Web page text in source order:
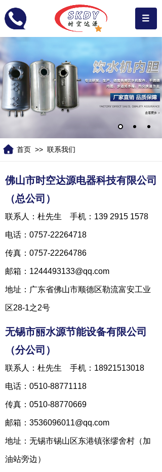
首页 >> 联系我们
佛山市时空达源电器科技有限公司
（总公司）
联系人：杜先生 手机：139 2915 1578
电话：0757-22264718
传真：0757-22264786
邮箱：1244493133@qq.com
地址：广东省佛山市顺德区勒流富安工业
区28-1之2号
无锡市丽水源节能设备有限公司
（分公司）
联系人：杜先生 手机：18921513018
电话：0510-88771118
传真：0510-88770669
邮箱：3536096011@qq.com
地址：无锡市锡山区东港镇张缪舍村（加
油站旁边）